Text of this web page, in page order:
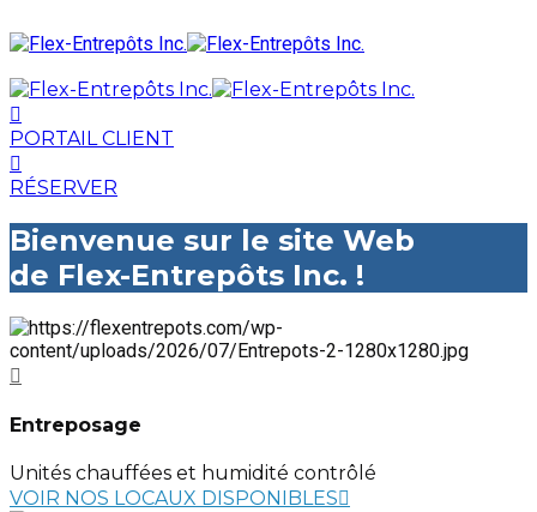
PORTAIL CLIENT
RÉSERVER
Bienvenue sur le site Web
de Flex-Entrepôts Inc. !
Entreposage
Unités chauffées et humidité contrôlé
VOIR NOS LOCAUX DISPONIBLES